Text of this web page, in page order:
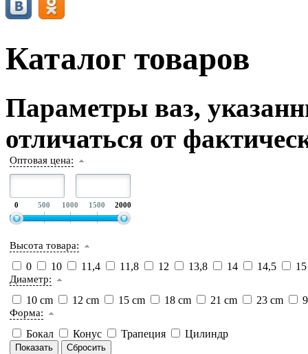
Каталог товаров
Параметры ваз,
отличаться от
Оптовая цена:
0 500 1000 1500 2000
Высота товара:
0 10 11,4 11,8 12 13,8 14 14,5
Диаметр:
10 cm 12 cm 15 cm 18 cm 21 cm 23 cm
Форма:
Бокал Конус Трапеция Цилиндр